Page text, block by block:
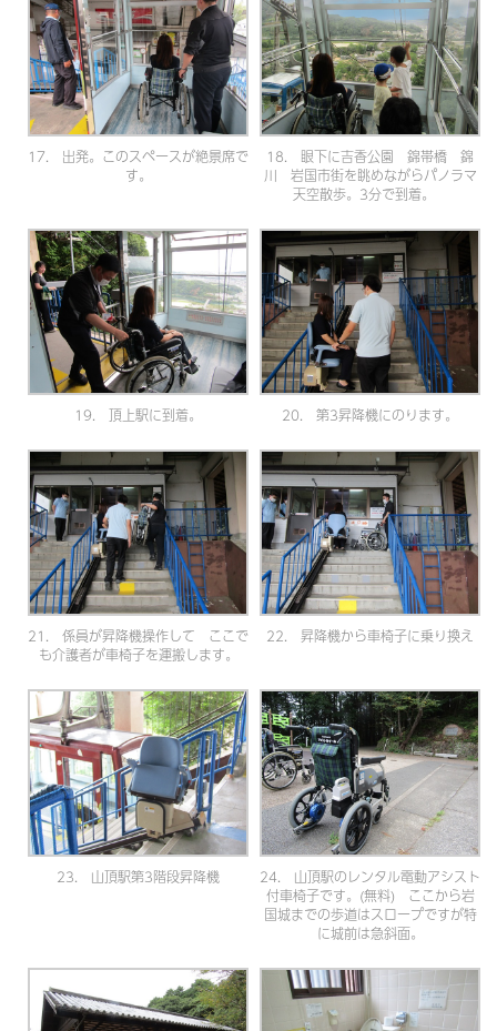
17. 出発。このスペースが絶景席で
す。
18. 眼下に吉香公園 錦帯橋 錦
川 岩国市街を眺めながらパノラマ
天空散歩。3分で到着。
19. 頂上駅に到着。 20. 第3昇降機にのります。
21. 係員が昇降機操作して ここで
も介護者が車椅子を運搬します。
22. 昇降機から車椅子に乗り換え
23. 山頂駅第3階段昇降機
24. 山頂駅のレンタル電動アシスト
付車椅子です。(無料) ここから岩
国城までの歩道はスロープですが特
に城前は急斜面。